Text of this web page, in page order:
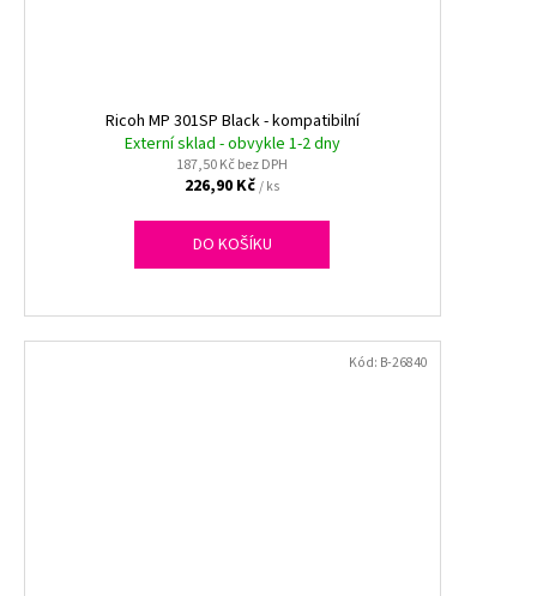
Ricoh MP 301SP Black - kompatibilní
Externí sklad - obvykle 1-2 dny
187,50 Kč bez DPH
226,90 Kč/ ks
DO KOŠÍKU
Kód: B-26840